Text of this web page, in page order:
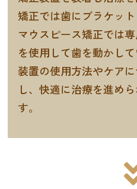
矯正では歯にブラケット
マウスピース矯正では
を使用して歯を動かし
装置の使用方法やケア
し、快適に治療を進め
す。